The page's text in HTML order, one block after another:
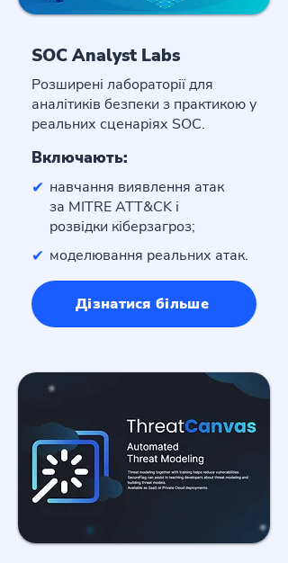
SOC Analyst Labs
Розширені лабораторії для
аналітиків безпеки з практикою у
реальних сценаріях SOC.
Включають:
✔ навчання виявлення атак
за MITRE ATT&CK і
розвідки кіберзагроз;
✔ моделювання реальних атак.
Дізнатися більше